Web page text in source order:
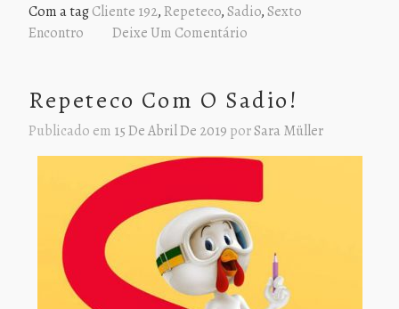
Com a tagCliente 192,Repeteco,Sadio,Sexto
Encontro
Deixe Um Comentário
Repeteco Com O Sadio!
Publicado em 15 De Abril De 2019 porSara Müller